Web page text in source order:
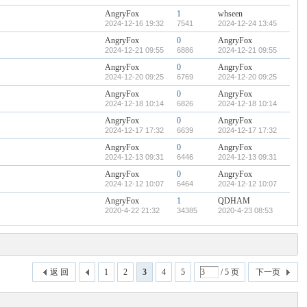
AngryFox
2024-12-16 19:32
1
7541
whseen
2024-12-24 13:45
AngryFox
2024-12-21 09:55
0
6886
AngryFox
2024-12-21 09:55
AngryFox
2024-12-20 09:25
0
6769
AngryFox
2024-12-20 09:25
AngryFox
2024-12-18 10:14
0
6826
AngryFox
2024-12-18 10:14
AngryFox
2024-12-17 17:32
0
6639
AngryFox
2024-12-17 17:32
AngryFox
2024-12-13 09:31
0
6446
AngryFox
2024-12-13 09:31
AngryFox
2024-12-12 10:07
0
6464
AngryFox
2024-12-12 10:07
AngryFox
2020-4-22 21:32
1
34385
QDHAM
2020-4-23 08:53
1 2 3 4 5 / 5 页 下一页
返 回